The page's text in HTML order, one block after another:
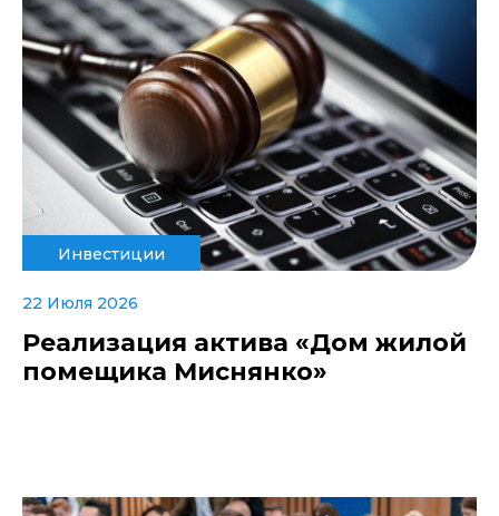
Инвестиции
22 Июля 2026
Реализация актива «Дом жилой
помещика Миснянко»